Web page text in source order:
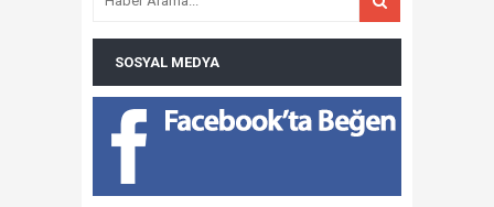
SOSYAL MEDYA